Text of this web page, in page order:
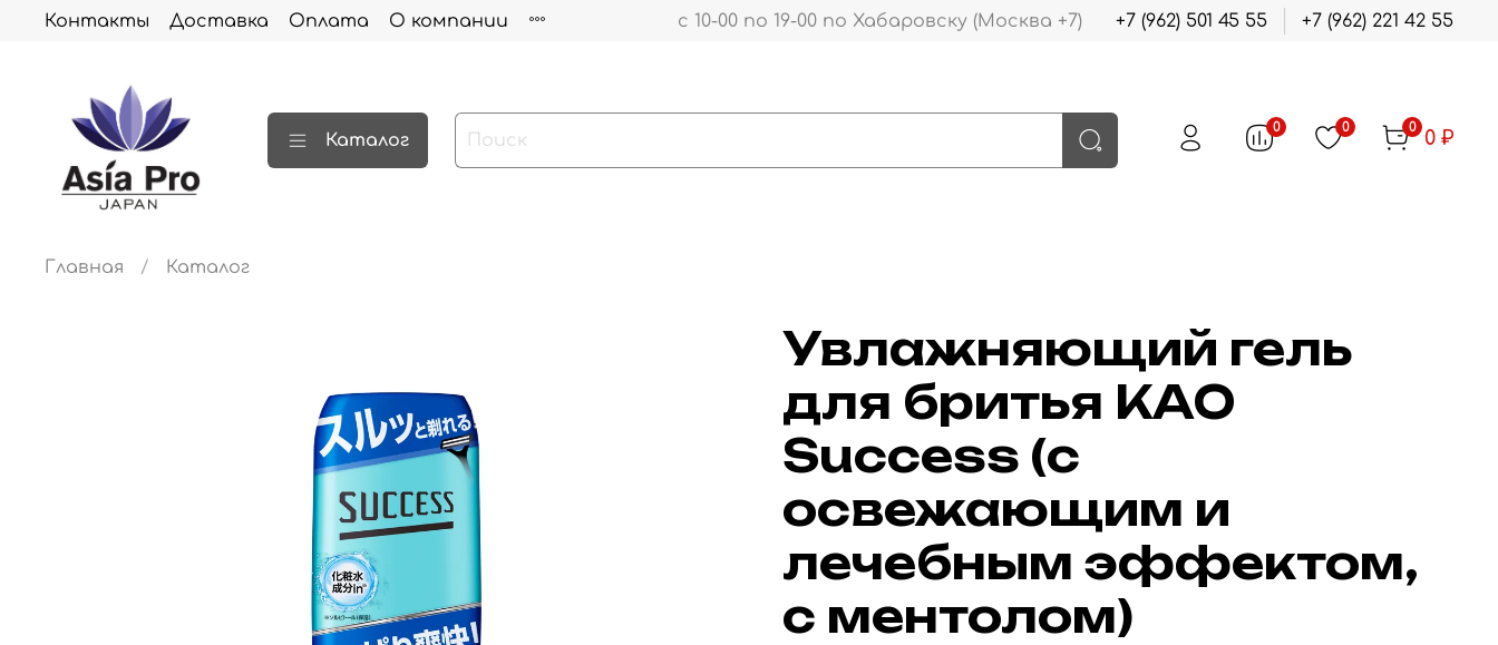
Контакты Доставка Оплата О компании с 10-00 по 19-00 по Хабаровску (Москва +7) +7 (962) 501 45 55 +7 (962) 221 42 55
Каталог
0 0 0 0 ₽
Главная Каталог
Увлажняющий гель
для бритья KAO
Success (с
освежающим и
лечебным эффектом,
с ментолом)